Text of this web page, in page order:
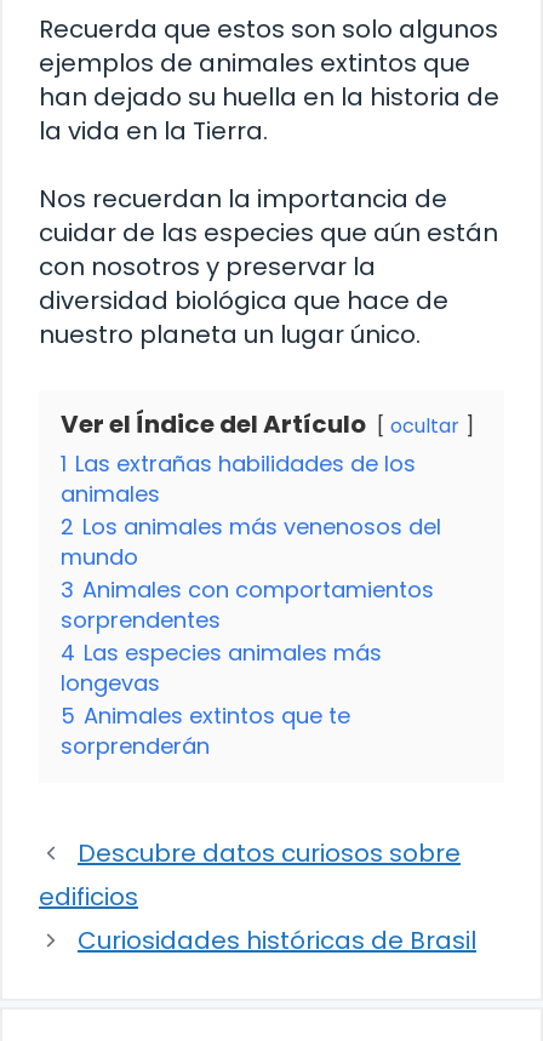
Recuerda que estos son solo algunos
ejemplos de animales extintos que
han dejado su huella en la historia de
la vida en la Tierra.
Nos recuerdan la importancia de
cuidar de las especies que aún están
con nosotros y preservar la
diversidad biológica que hace de
nuestro planeta un lugar único.
Ver el Índice del Artículo ocultar
1 Las extrañas habilidades de los
animales
2 Los animales más venenosos del
mundo
3 Animales con comportamientos
sorprendentes
4 Las especies animales más
longevas
5 Animales extintos que te
sorprenderán
Descubre datos curiosos sobre
edificios
Curiosidades históricas de Brasil